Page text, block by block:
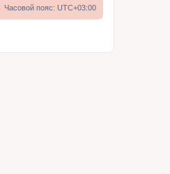
Часовой пояс: UTC+03:00